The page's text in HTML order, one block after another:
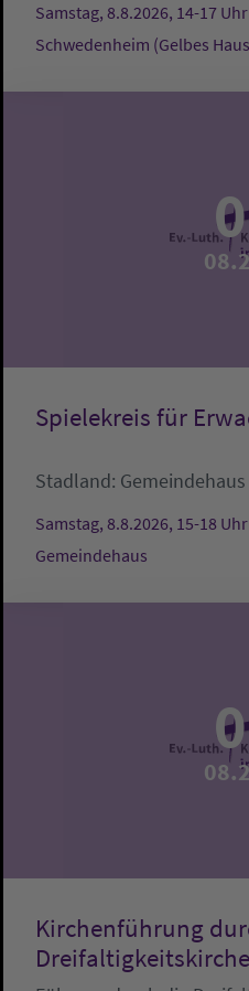
Samstag, 8.8.2026, 14-17 Uhr
Schwedenheim (Gelbes
Spielekreis für
Stadland: Gemeindehaus
Samstag, 8.8.2026, 15-18 Uhr
Gemeindehaus
Kirchenführung
Dreifaltigkeitskirche